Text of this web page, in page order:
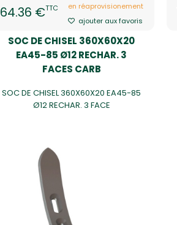
64.36 €TTC
en réaprovisionement
ajouter aux favoris
SOC DE CHISEL 360X60X20
EA45-85 Ø12 RECHAR. 3
FACES CARB
SOC DE CHISEL 360X60X20 EA45-85
Ø12 RECHAR. 3 FACE